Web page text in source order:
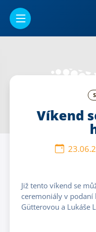
Víkend
Již tento víkend se
ceremoniály v podaní
Gütterovou a Lukáše